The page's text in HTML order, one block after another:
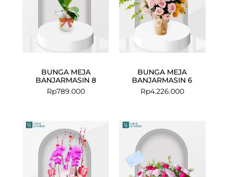
BUNGA MEJA
BANJARMASIN 8
Rp789.000
BUNGA MEJA
BANJARMASIN 6
Rp4.226.000